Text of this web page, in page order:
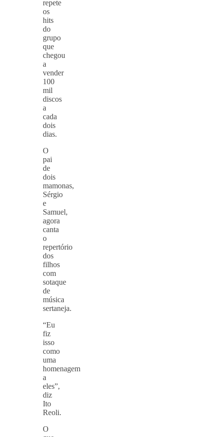
repete
os
hits
do
grupo
que
chegou
a
vender
100
mil
discos
a
cada
dois
dias.
O
pai
de
dois
mamonas,
Sérgio
e
Samuel,
agora
canta
o
repertório
dos
filhos
com
sotaque
de
música
sertaneja.
“Eu
fiz
isso
como
uma
homenagem
a
eles”,
diz
Ito
Reoli.
O